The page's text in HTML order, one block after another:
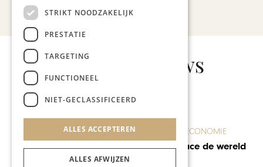
Bekijk alle artikelen
Gerelateerd nieuws
ONDERNEMEN & ECONOMIE
Met Mise en Place de wereld
overnemen
STRIKT NOODZAKELIJK
PRESTATIE
TARGETING
FUNCTIONEEL
NIET-GECLASSIFICEERD
ALLES ACCEPTEREN
ALLES AFWIJZEN